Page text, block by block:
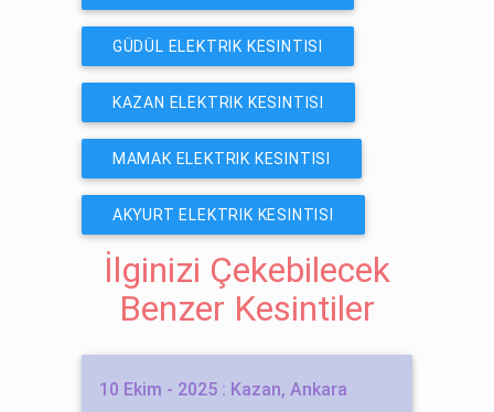
GÜDÜL ELEKTRIK KESINTISI
KAZAN ELEKTRIK KESINTISI
MAMAK ELEKTRIK KESINTISI
AKYURT ELEKTRIK KESINTISI
İlginizi Çekebilecek
Benzer Kesintiler
10 Ekim - 2025 : Kazan, Ankara